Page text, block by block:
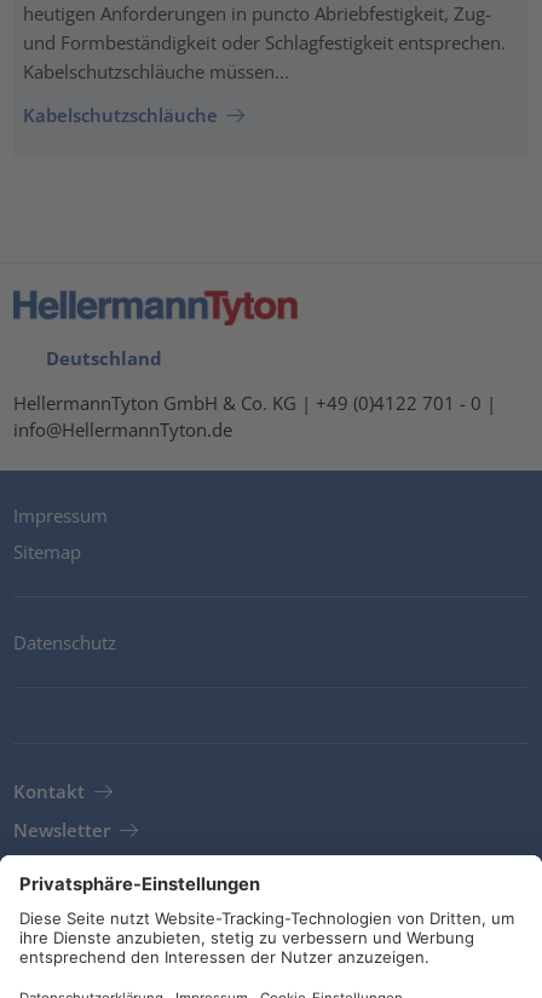
heutigen Anforderungen in puncto Abriebfestigkeit, Zug-
und Formbeständigkeit oder Schlagfestigkeit entsprechen.
Kabelschutzschläuche müssen...
Kabelschutzschläuche
Deutschland
HellermannTyton GmbH & Co. KG | +49 (0)4122 701 - 0 |
info@HellermannTyton.de
Impressum
Sitemap
Datenschutz
Kontakt
Newsletter
AGB
Richtlinien und Bekentnisse